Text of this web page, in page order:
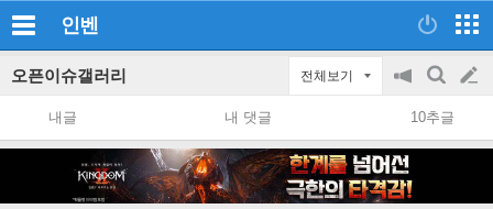
인벤
오픈이슈갤러리 전체보기
공
지
on/off
검
색
글
쓰
내글 내 댓글 10추글